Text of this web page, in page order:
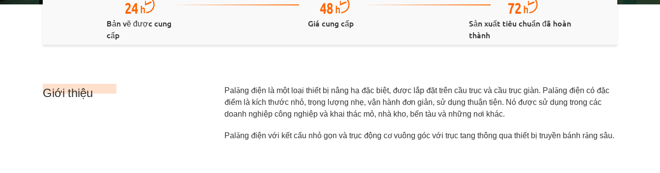
Bản vẽ được cung
cấp
Giá cung cấp
Sản xuất tiêu chuẩn đã hoàn
thành
Giới thiệu
Palăng điện là một loại thiết bị nâng hạ đặc biệt, được lắp đặt trên cầu trục và cầu trục giàn. Palăng điện có đặc
điểm là kích thước nhỏ, trọng lượng nhẹ, vận hành đơn giản, sử dụng thuận tiện. Nó được sử dụng trong các
doanh nghiệp công nghiệp và khai thác mỏ, nhà kho, bến tàu và những nơi khác.
Palăng điện với kết cấu nhỏ gọn và trục động cơ vuông góc với trục tang thông qua thiết bị truyền bánh răng sâu.